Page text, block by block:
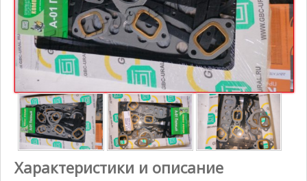
Контакты
Корзина
Характеристики и описание